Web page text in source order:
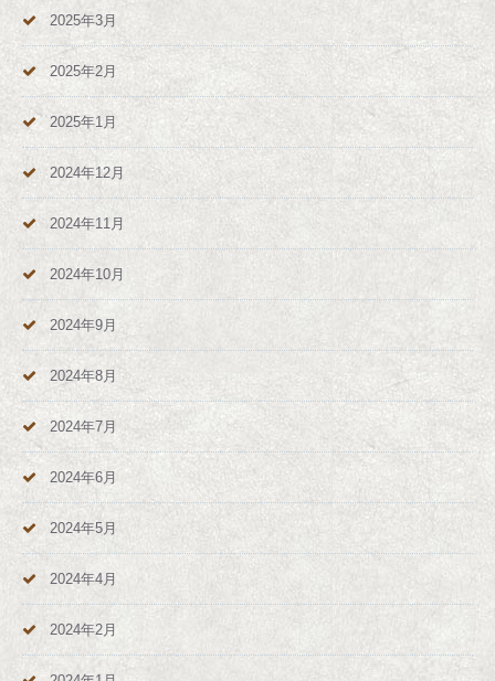
2025年3月
2025年2月
2025年1月
2024年12月
2024年11月
2024年10月
2024年9月
2024年8月
2024年7月
2024年6月
2024年5月
2024年4月
2024年2月